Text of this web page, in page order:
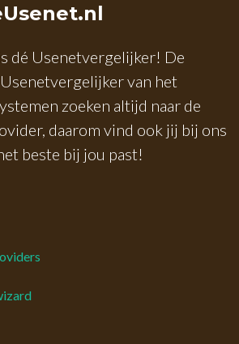
dé Usenetvergelijker! De
van het
zoeken altijd naar de
daarom vind ook jij bij ons
beste bij jou past!